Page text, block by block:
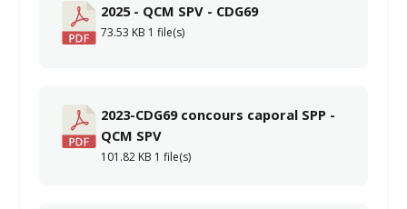
2025 - QCM SPV - CDG69
73.53 KB 1 file(s)
2023-CDG69 concours caporal SPP -
QCM SPV
101.82 KB 1 file(s)